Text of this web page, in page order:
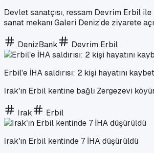
Devlet sanatçısı, ressam Devrim Erbil ile
sanat mekanı Galeri Deniz’de ziyarete
DenizBank Devrim Erbil
Erbil'e İHA saldırısı: 2 kişi hayatını
Irak'ın Erbil kentine bağlı Zergezevi
Irak Erbil
Irak'ın Erbil kentinde 7 İHA düşürüldü